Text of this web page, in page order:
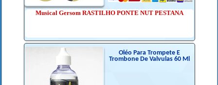
Musical Gersom RASTILHO PONTE NUT PESTANA
Oléo Para Trompete E
Trombone De Valvulas 60 Ml